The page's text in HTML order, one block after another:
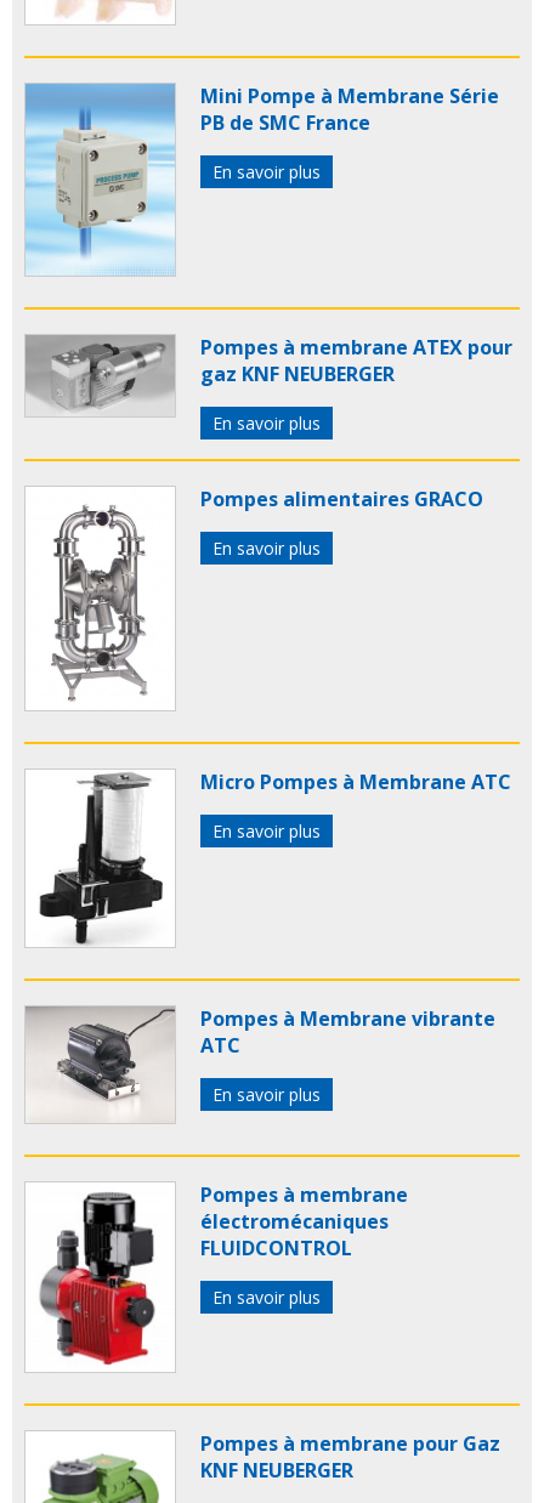
Mini Pompe à Membrane Série
PB de SMC France
En savoir plus
Pompes à membrane ATEX pour
gaz KNF NEUBERGER
En savoir plus
Pompes alimentaires GRACO
En savoir plus
Micro Pompes à Membrane ATC
En savoir plus
Pompes à Membrane vibrante
ATC
En savoir plus
Pompes à membrane
électromécaniques
FLUIDCONTROL
En savoir plus
Pompes à membrane pour Gaz
KNF NEUBERGER